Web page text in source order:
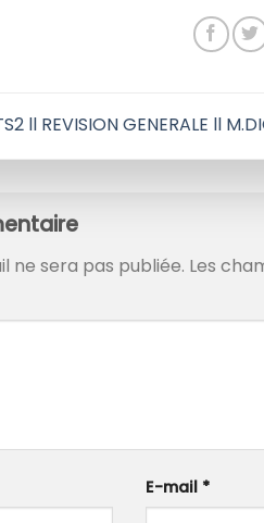
ll REVISION GENERALE ll
ne sera pas publiée. Les
E-mail *